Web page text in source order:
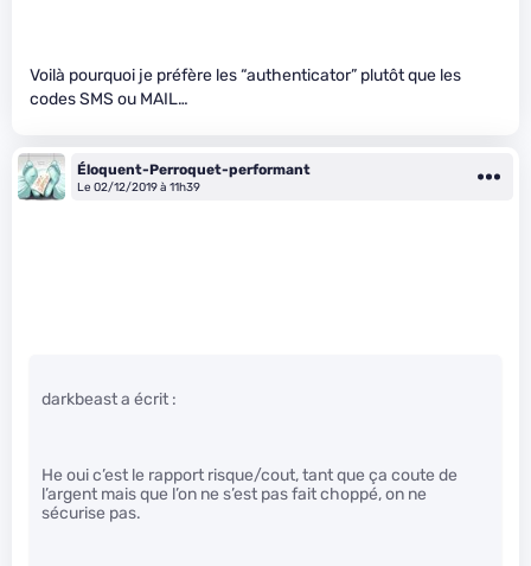
Voilà pourquoi je préfère les “authenticator” plutôt que les
codes SMS ou MAIL…
Éloquent-Perroquet-performant
Le 02/12/2019 à 11h39
darkbeast a écrit :
He oui c’est le rapport risque/cout, tant que ça coute de
l’argent mais que l’on ne s’est pas fait choppé, on ne
sécurise pas.